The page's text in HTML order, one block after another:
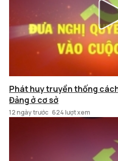
Phát huy truyền thống
Đảng ở cơ sở
12 ngày trước 624 lượt xem